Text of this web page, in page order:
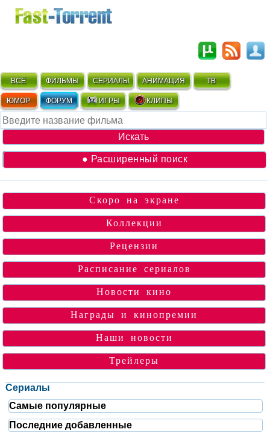
ВСЁ ФИЛЬМЫ СЕРИАЛЫ АНИМАЦИЯ ТВ
ЮМОР ФОРУМ ИГРЫ КЛИПЫ
● Расширенный поиск
Скоро на экране
Коллекции
Рецензии
Расписание сериалов
Новости кино
Награды и кинопремии
Наши новости
Трейлеры
Сериалы
Самые популярные
Последние добавленные